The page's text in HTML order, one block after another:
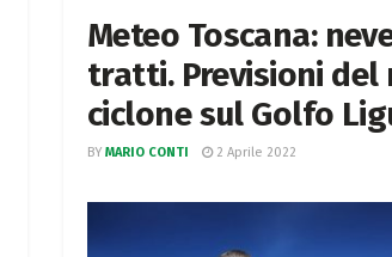
Meteo Toscana:
tratti. Previsioni del
ciclone sul Golfo
BY MARIO CONTI 2 Aprile 2022